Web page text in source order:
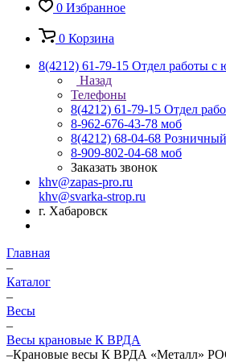
0 Избранное
0 Корзина
8(4212) 61-79-15 Отдел работы с
Назад
Телефоны
8(4212) 61-79-15 Отдел
8-962-676-43-78 моб
8(4212) 68-04-68
8-909-802-04-68 моб
Заказать звонок
khv@zapas-pro.ru
khv@svarka-strop.ru
г. Хабаровск
Главная
–
Каталог
–
Весы
–
Весы крановые К ВРДА
–Крановые весы К ВРДА «Металл»